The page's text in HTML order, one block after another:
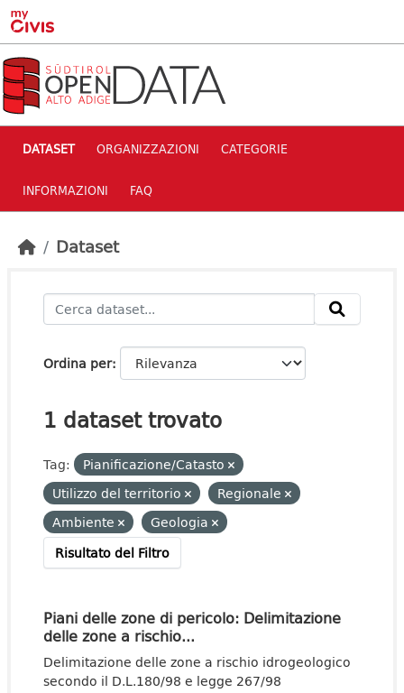
Skip to main content
DATASET ORGANIZZAZIONI CATEGORIE
INFORMAZIONI FAQ
Dataset
Ordina per
1 dataset trovato
Tag:
Pianificazione/Catasto
Utilizzo del territorio
Regionale
Ambiente
Geologia
Risultato del Filtro
Piani delle zone di pericolo: Delimitazione
delle zone a rischio...
Delimitazione delle zone a rischio idrogeologico
secondo il D.L.180/98 e legge 267/98